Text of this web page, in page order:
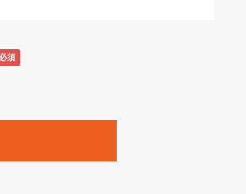
変更された場合、変更後のサービスを含
ペーンをいいます。
「ECzine」「Biz/Zine」「HRzine」
必須